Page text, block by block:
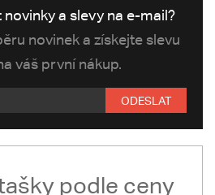
a slevy na e-mail?
novinek a získejte slevu
váš první nákup.
ODESLAT
podle ceny